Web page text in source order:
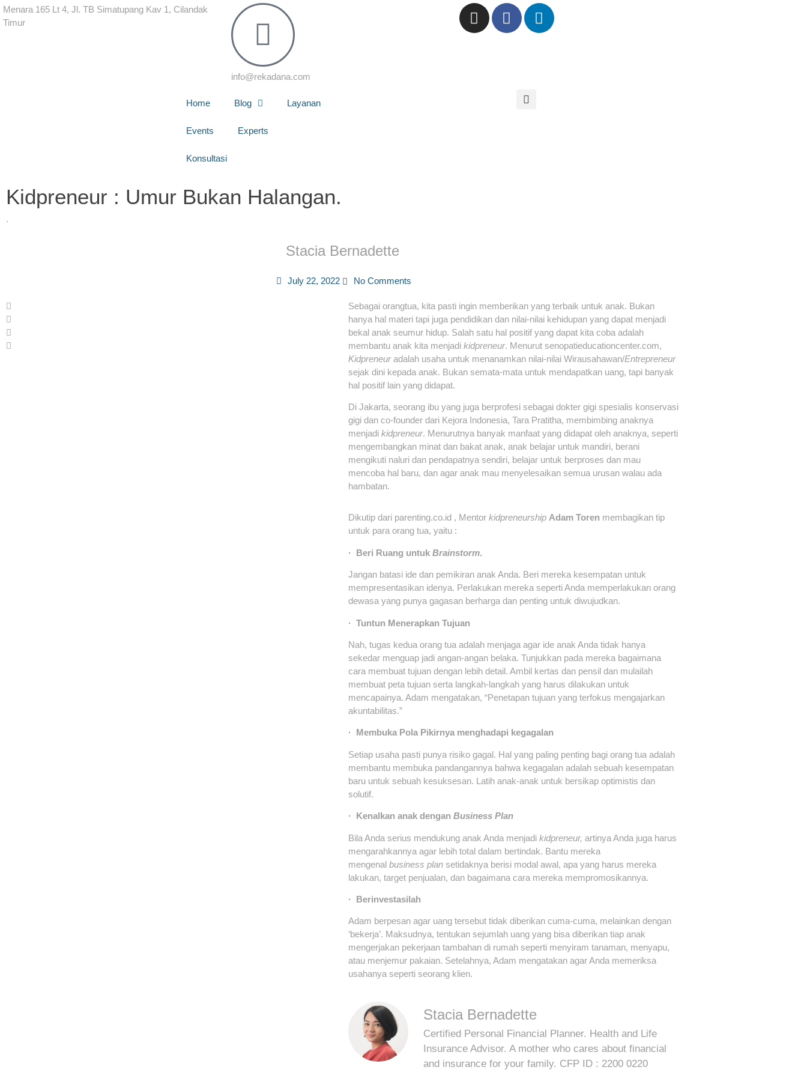
Menara 165 Lt 4, Jl. TB Simatupang Kav 1, Cilandak
Timur
info@rekadana.com
Home Blog Layanan
Events Experts
Konsultasi
Kidpreneur : Umur Bukan Halangan.
.
Stacia Bernadette
July 22, 2022 No Comments
Sebagai orangtua, kita pasti ingin memberikan yang terbaik untuk anak. Bukan
hanya hal materi tapi juga pendidikan dan nilai-nilai kehidupan yang dapat menjadi
bekal anak seumur hidup. Salah satu hal positif yang dapat kita coba adalah
membantu anak kita menjadi kidpreneur. Menurut senopatieducationcenter.com,
Kidpreneuradalah usaha untuk menanamkan nilai-nilai Wirausahawan/Entrepreneur
sejak dini kepada anak. Bukan semata-mata untuk mendapatkan uang, tapi banyak
hal positif lain yang didapat.
Di Jakarta, seorang ibu yang juga berprofesi sebagai dokter gigi spesialis konservasi
gigi dan co-founder dari Kejora Indonesia, Tara Pratitha, membimbing anaknya
menjadi kidpreneur. Menurutnya banyak manfaat yang didapat oleh anaknya, seperti
mengembangkan minat dan bakat anak, anak belajar untuk mandiri, berani
mengikuti naluri dan pendapatnya sendiri, belajar untuk berproses dan mau
mencoba hal baru, dan agar anak mau menyelesaikan semua urusan walau ada
hambatan.
Dikutip dari parenting.co.id , Mentor kidpreneurship Adam Toren membagikan tip
untuk para orang tua, yaitu :
· Beri Ruang untuk Brainstorm.
Jangan batasi ide dan pemikiran anak Anda. Beri mereka kesempatan untuk
mempresentasikan idenya. Perlakukan mereka seperti Anda memperlakukan orang
dewasa yang punya gagasan berharga dan penting untuk diwujudkan.
· Tuntun Menerapkan Tujuan
Nah, tugas kedua orang tua adalah menjaga agar ide anak Anda tidak hanya
sekedar menguap jadi angan-angan belaka. Tunjukkan pada mereka bagaimana
cara membuat tujuan dengan lebih detail. Ambil kertas dan pensil dan mulailah
membuat peta tujuan serta langkah-langkah yang harus dilakukan untuk
mencapainya. Adam mengatakan, “Penetapan tujuan yang terfokus mengajarkan
akuntabilitas.”
· Membuka Pola Pikirnya menghadapi kegagalan
Setiap usaha pasti punya risiko gagal. Hal yang paling penting bagi orang tua adalah
membantu membuka pandangannya bahwa kegagalan adalah sebuah kesempatan
baru untuk sebuah kesuksesan. Latih anak-anak untuk bersikap optimistis dan
solutif.
· Kenalkan anak dengan Business Plan
Bila Anda serius mendukung anak Anda menjadi kidpreneur, artinya Anda juga harus
mengarahkannya agar lebih total dalam bertindak. Bantu mereka
mengenal business plan setidaknya berisi modal awal, apa yang harus mereka
lakukan, target penjualan, dan bagaimana cara mereka mempromosikannya.
· Berinvestasilah
Adam berpesan agar uang tersebut tidak diberikan cuma-cuma, melainkan dengan
‘bekerja’. Maksudnya, tentukan sejumlah uang yang bisa diberikan tiap anak
mengerjakan pekerjaan tambahan di rumah seperti menyiram tanaman, menyapu,
atau menjemur pakaian. Setelahnya, Adam mengatakan agar Anda memeriksa
usahanya seperti seorang klien.
Stacia Bernadette
Certified Personal Financial Planner. Health and Life
Insurance Advisor. A mother who cares about financial
and insurance for your family. CFP ID : 2200 0220